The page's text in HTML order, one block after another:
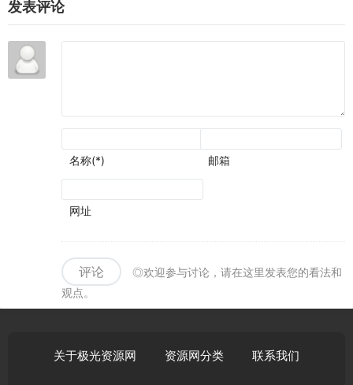
发表评论
名称(*) 邮箱
网址
评论
◎欢迎参与讨论，请在这里发表您的看法和
观点。
关于极光资源网 资源网分类 联系我们